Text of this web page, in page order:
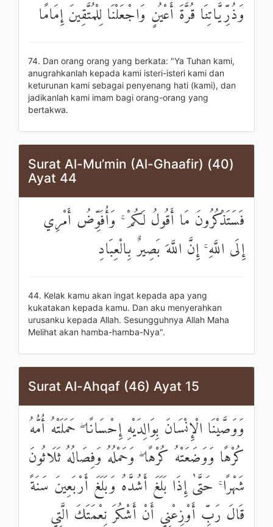
وَذُرِّيَّاتِنَا قُرَّةَ أَعْيُنٍ وَاجْعَلْنَا لِلْمُتَّقِينَ إِمَامًا
74. Dan orang orang yang berkata: "Ya Tuhan kami,
anugrahkanlah kepada kami isteri-isteri kami dan
keturunan kami sebagai penyenang hati (kami), dan
jadikanlah kami imam bagi orang-orang yang
bertakwa.
Surat Al-Mu’min (Al-Ghaafir) (40)
Ayat 44
فَسَتَذْكُرُونَ مَا أَقُولُ لَكُمْ ۚ وَأُفَوِّضُ أَمْرِي
إِلَى اللَّهِ ۚ إِنَّ اللَّهَ بَصِيرٌ بِالْعِبَادِ
44. Kelak kamu akan ingat kepada apa yang
kukatakan kepada kamu. Dan aku menyerahkan
urusanku kepada Allah. Sesungguhnya Allah Maha
Melihat akan hamba-hamba-Nya".
Surat Al-Ahqaf (46) Ayat 15
وَوَصَّيْنَا الْإِنْسَانَ بِوَالِدَيْهِ إِحْسَانًا ۖ حَمَلَتْهُ أُمُّهُ
كُرْهًا وَوَضَعَتْهُ كُرْهًا ۖ وَحَمْلُهُ وَفِصَالُهُ ثَلَاثُونَ
شَهْرًا ۚ حَتَّىٰ إِذَا بَلَغَ أَشُدَّهُ وَبَلَغَ أَرْبَعِينَ سَنَةً
قَالَ رَبِّ أَوْزِعْنِي أَنْ أَشْكُرَ نِعْمَتَكَ الَّتِي